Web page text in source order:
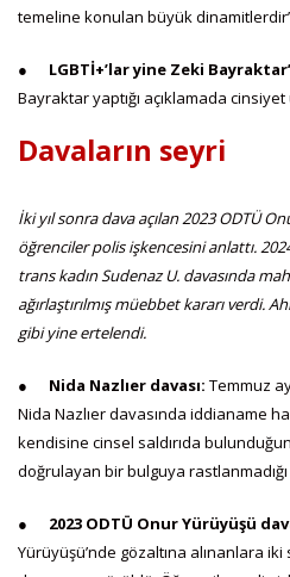
temeline konulan büyük
● LGBTİ+’lar yine Zeki
Bayraktar yaptığı açıklamada
Davaların seyri
İki yıl sonra dava açılan 2023 ODTÜ
öğrenciler polis işkencesini anlattı.
trans kadın Sudenaz U. davasında
ağırlaştırılmış müebbet kararı verdi.
gibi yine ertelendi.
● Nida Nazlıer davası: Temmuz
Nida Nazlıer davasında iddianame
kendisine cinsel saldırıda
doğrulayan bir bulguya rastlanmadığı
● 2023 ODTÜ Onur Yürüyüşü
Yürüyüşü’nde gözaltına alınanlara